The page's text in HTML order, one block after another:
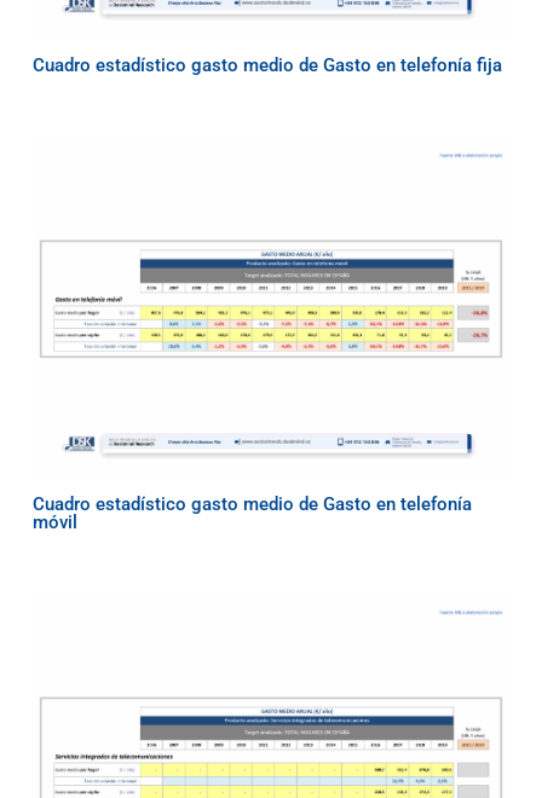
Cuadro estadístico gasto medio de Gasto en telefonía fija
Cuadro estadístico gasto medio de Gasto en telefonía
móvil